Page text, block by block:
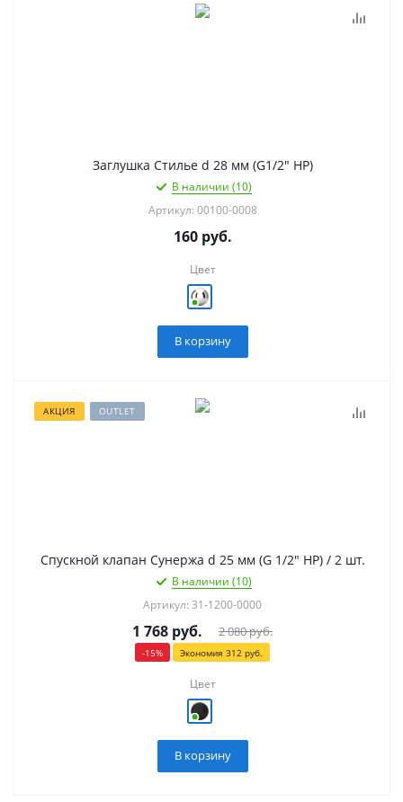
Заглушка Стилье d 28 мм (G1/2" НР)
В наличии (10)
Артикул: 00100-0008
160руб.
Цвет
В корзину
АКЦИЯ OUTLET
Спускной клапан Сунержа d 25 мм (G 1/2" НР) / 2 шт.
В наличии (10)
Артикул: 31-1200-0000
1 768 руб. 2 080руб.
-15% Экономия 312 руб.
Цвет
В корзину